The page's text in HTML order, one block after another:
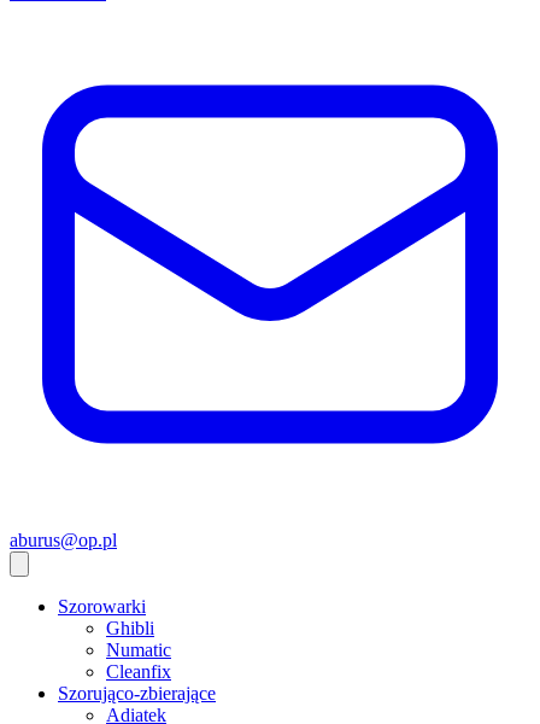
aburus@op.pl
Szorowarki
Ghibli
Numatic
Cleanfix
Szorująco-zbierające
Adiatek